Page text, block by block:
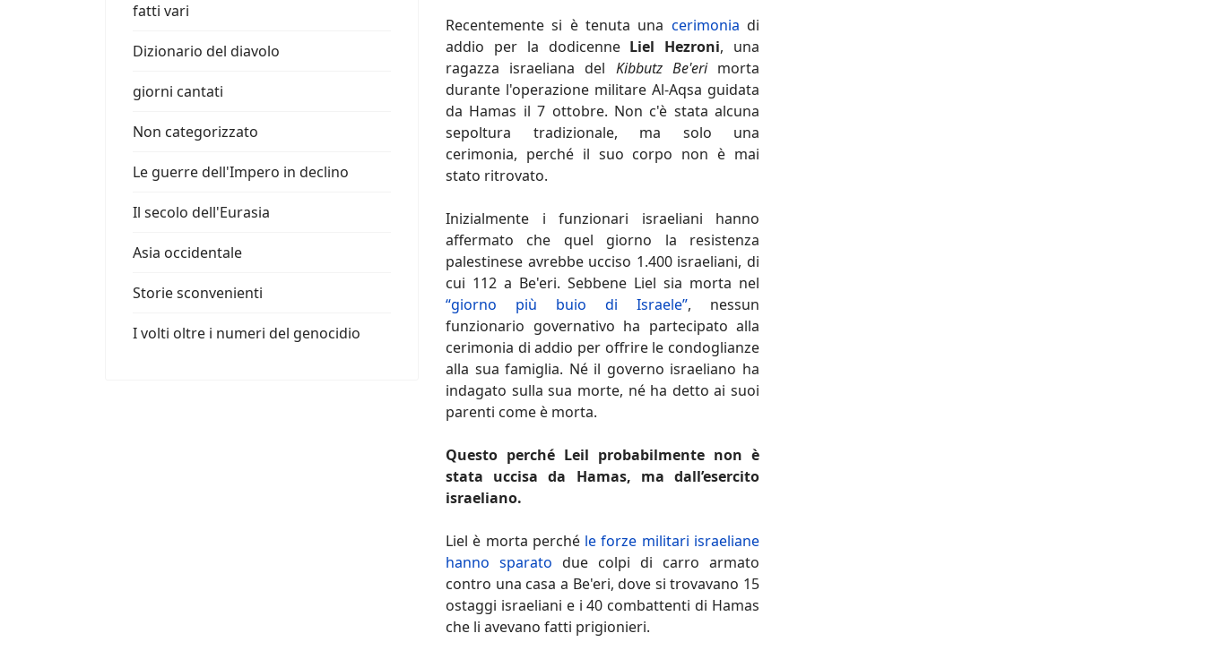
fatti vari
Dizionario del diavolo
giorni cantati
Non categorizzato
Le guerre dell'Impero in declino
Il secolo dell'Eurasia
Asia occidentale
Storie sconvenienti
I volti oltre i numeri del genocidio
Recentemente si è tenuta una cerimonia di
addio per la dodicenne Liel Hezroni, una
ragazza israeliana del Kibbutz Be'erimorta
durante l'operazione militare Al-Aqsa guidata
da Hamas il 7 ottobre. Non c'è stata alcuna
sepoltura tradizionale, ma solo una
cerimonia, perché il suo corpo non è mai
stato ritrovato.
Inizialmente i funzionari israeliani hanno
affermato che quel giorno la resistenza
palestinese avrebbe ucciso 1.400 israeliani, di
cui 112 a Be'eri. Sebbene Liel sia morta nel
“giorno più buio di Israele”, nessun
funzionario governativo ha partecipato alla
cerimonia di addio per offrire le condoglianze
alla sua famiglia. Né il governo israeliano ha
indagato sulla sua morte, né ha detto ai suoi
parenti come è morta.
Questo perché Leil probabilmente non è
stata uccisa da Hamas, ma dall’esercito
israeliano.
Liel è morta perché le forze militari israeliane
hanno sparato due colpi di carro armato
contro una casa a Be'eri, dove si trovavano 15
ostaggi israeliani e i 40 combattenti di Hamas
che li avevano fatti prigionieri.